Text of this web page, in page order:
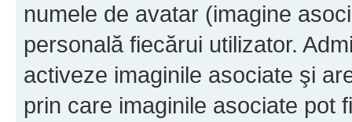
numele de avatar (imagine
personală fiecărui utilizator.
activeze imaginile asociate şi
prin care imaginile asociate pot